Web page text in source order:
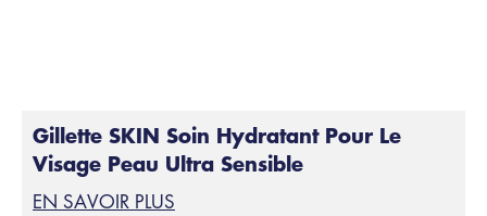
Gillette SKIN Soin Hydratant Pour Le
Visage Peau Ultra Sensible
EN SAVOIR PLUS